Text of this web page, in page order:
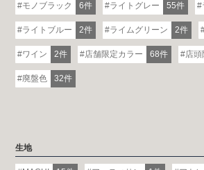
モノブラック 6件 ライトグレー 55件
ライトブルー 2件 ライムグリーン 2件
ワイン 2件 店舗限定カラー 68件 店
廃盤色 32件
生地